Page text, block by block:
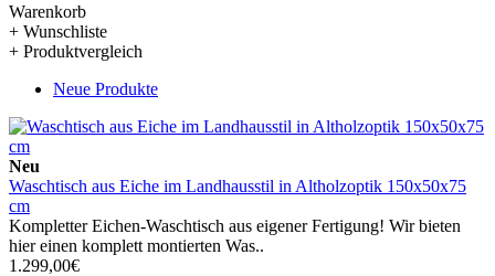
Warenkorb
+ Wunschliste
+ Produktvergleich
Neue Produkte
Neu
Waschtisch aus Eiche im Landhausstil in Altholzoptik 150x50x75
cm
Kompletter Eichen-Waschtisch aus eigener Fertigung! Wir bieten
hier einen komplett montierten Was..
1.299,00€